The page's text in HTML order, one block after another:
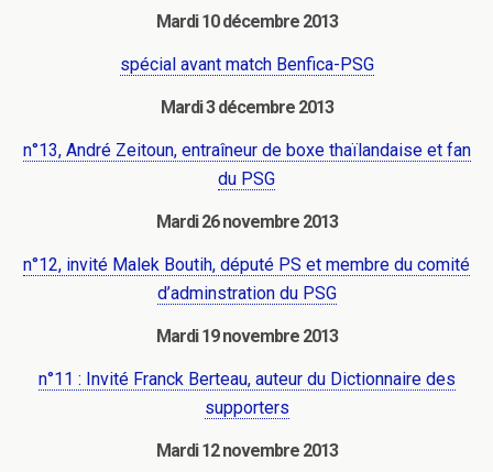
Mardi 10 décembre 2013
spécial avant match Benfica-PSG
Mardi 3 décembre 2013
n°13, André Zeitoun, entraîneur de boxe thaïlandaise et fan
du PSG
Mardi 26 novembre 2013
n°12, invité Malek Boutih, député PS et membre du comité
d’adminstration du PSG
Mardi 19 novembre 2013
n°11 : Invité Franck Berteau, auteur du Dictionnaire des
supporters
Mardi 12 novembre 2013